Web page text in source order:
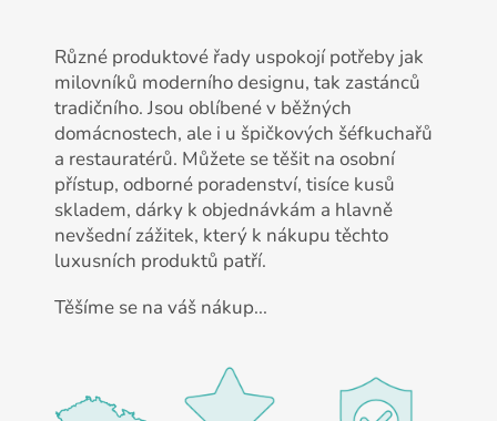
Různé produktové řady uspokojí potřeby jak
milovníků moderního designu, tak zastánců
tradičního. Jsou oblíbené v běžných
domácnostech, ale i u špičkových šéfkuchařů
a restauratérů. Můžete se těšit na osobní
přístup, odborné poradenství, tisíce kusů
skladem, dárky k objednávkám a hlavně
nevšední zážitek, který k nákupu těchto
luxusních produktů patří.
Těšíme se na váš nákup...